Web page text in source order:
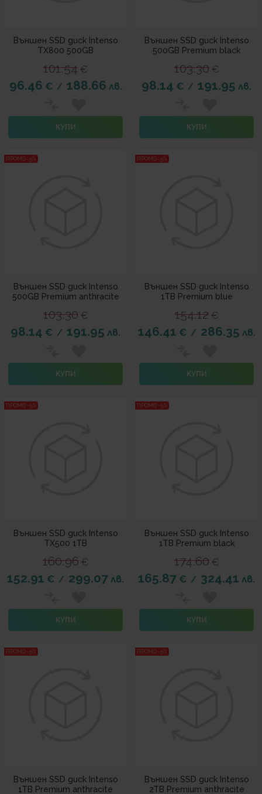
Външен SSD диск Intenso
TX800 500GB
101.54 €
96.46 € / 188.66 лв.
КУПИ
Външен SSD диск Intenso
500GB Premium black
103.30 €
98.14 € / 191.95 лв.
КУПИ
Външен SSD диск Intenso
500GB Premium anthracite
103.30 €
98.14 € / 191.95 лв.
КУПИ
ПРОМО -5%
Външен SSD диск Intenso
1TB Premium blue
154.12 €
146.41 € / 286.35 лв.
КУПИ
ПРОМО -5%
Външен SSD диск Intenso
TX500 1TB
160.96 €
152.91 € / 299.07 лв.
КУПИ
ПРОМО -5%
Външен SSD диск Intenso
1TB Premium black
174.60 €
165.87 € / 324.41 лв.
КУПИ
ПРОМО -5%
Външен SSD диск Intenso
1TB Premium anthracite
ПРОМО -5%
Външен SSD диск Intenso
2TB Premium anthracite
ПРОМО -5%